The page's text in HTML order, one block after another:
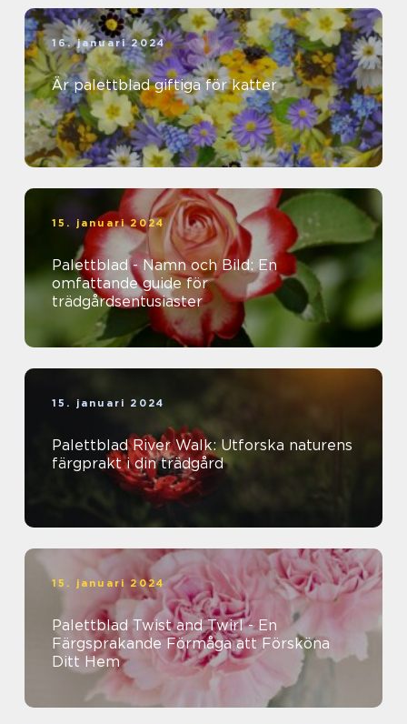
16. januari 2024
Är palettblad giftiga för katter
15. januari 2024
Palettblad - Namn och Bild: En
omfattande guide för
trädgårdsentusiaster
15. januari 2024
Palettblad River Walk: Utforska naturens
färgprakt i din trädgård
15. januari 2024
Palettblad Twist and Twirl - En
Färgsprakande Förmåga att Försköna
Ditt Hem